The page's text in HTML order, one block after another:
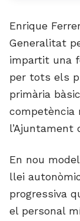
Enrique
Generalitat
impartit una
per tots els
primària
competència
l’Ajuntament
En nou
llei
progressiva
el personal